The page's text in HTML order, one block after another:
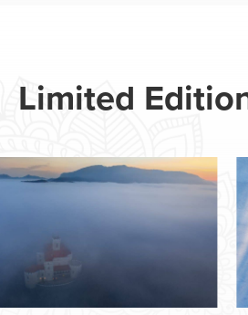
Limited